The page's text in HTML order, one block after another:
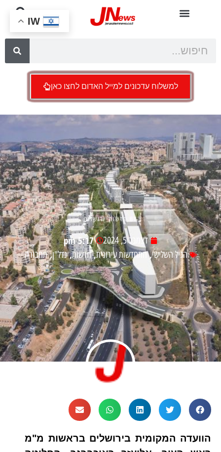
למשלוח עדכונים למייל האדום לחצו כאן
BY חדשות ירושלים
דצמבר 5, 2024 5:17 pm
הגיל השלישי,התחדשות עירונית,חדשות,נדל"ן,תחבורה
הוועדה המקומית בירושלים בראשות מ"מ
IW